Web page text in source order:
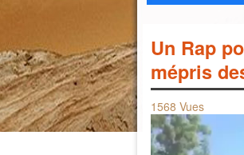
Un Rap
mépris
1568 Vues